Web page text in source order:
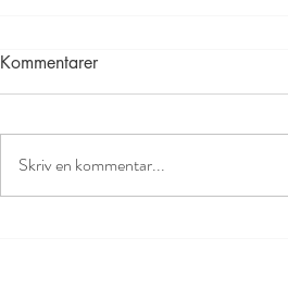
Kommentarer
Skriv en kommentar...